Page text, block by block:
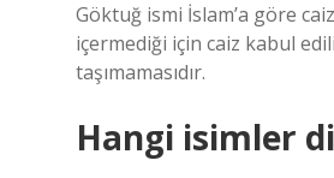
Göktuğ ismi İslam’a göre
içermediği için caiz kabul
taşımamasıdır.
Hangi isimler